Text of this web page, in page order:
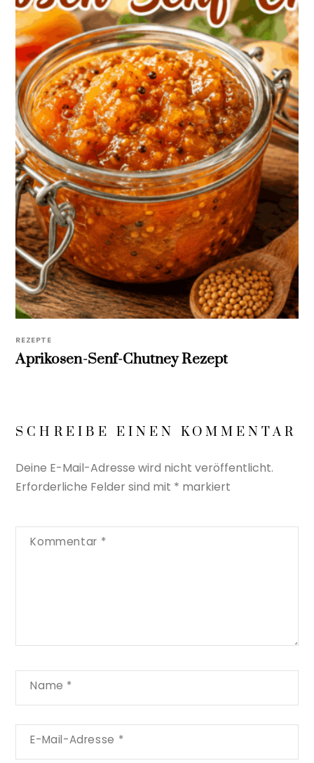
REZEPTE
Aprikosen-Senf-Chutney Rezept
SCHREIBE EINEN KOMMENTAR
Deine E-Mail-Adresse wird nicht veröffentlicht.
Erforderliche Felder sind mit * markiert
Kommentar *
Name *
E-Mail-Adresse *